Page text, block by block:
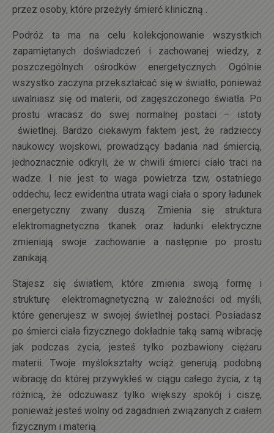
przez osoby, które przeżyły śmierć kliniczną .
Podróż ta ma na celu kolekcjonowanie wszystkich
zapamiętanych doświadczeń i zachowanej wiedzy, z
poszczególnych ośrodków energetycznych. Ogólnie
wszystko zaczyna przekształcać się w światło, ponieważ
uwalniasz się od materii, od zagęszczonego światła. Po
prostu wracasz do swej normalnej postaci – istoty
świetlnej. Bardzo ciekawym faktem jest, że radzieccy
naukowcy wojskowi, prowadzący badania nad śmiercią,
jednoznacznie odkryli, że w chwili śmierci ciało traci na
wadze. I nie jest to waga powietrza tzw, ostatniego
oddechu, lecz ewidentna utrata wagi ciała o spory ładunek
energetyczny zwany duszą. Zmienia się struktura
elektromagnetyczna tkanek oraz ładunki elektryczne
zmieniają swoje zachowanie a następnie po prostu
zanikają.
Stajesz się światłem, które zmienia swoją formę i
strukturę elektromagnetyczną w zależności od myśli,
które generujesz w swojej świetlnej postaci. Posiadasz
po śmierci ciała fizycznego dokładnie taką samą wibrację
jak podczas życia, jesteś tylko pozbawiony ciężaru
materii. Twoje myślokształty wciąż generują podobną
wibrację do której przywykłeś w ciągu całego życia, z tą
różnicą, że odczuwasz tylko większy spokój i ciszę,
ponieważ jesteś wolny od zagadnień związanych z ciałem
fizycznym i materią.